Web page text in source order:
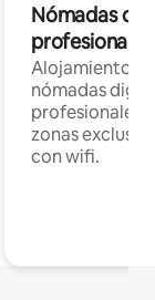
Nómadas
Alojamientos
nómadas
profesionales
zonas
con wifi.